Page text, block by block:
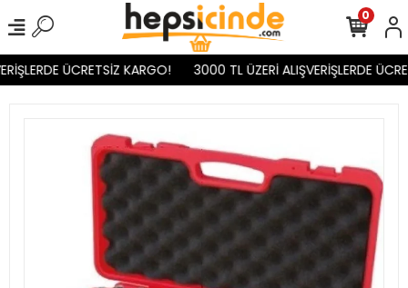
ÜCRETSİZ KARGO! 3000 TL ÜZERİ ALIŞVERİŞLERDE
0